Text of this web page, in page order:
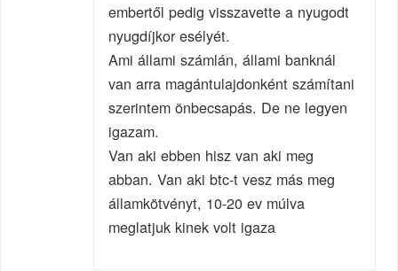
embertől pedig visszavette a nyugodt
nyugdíjkor esélyét.
Ami állami számlán, állami banknál
van arra magántulajdonként számítani
szerintem önbecsapás. De ne legyen
igazam.
Van aki ebben hisz van aki meg
abban. Van aki btc-t vesz más meg
államkötvényt, 10-20 ev múlva
meglatjuk kinek volt igaza